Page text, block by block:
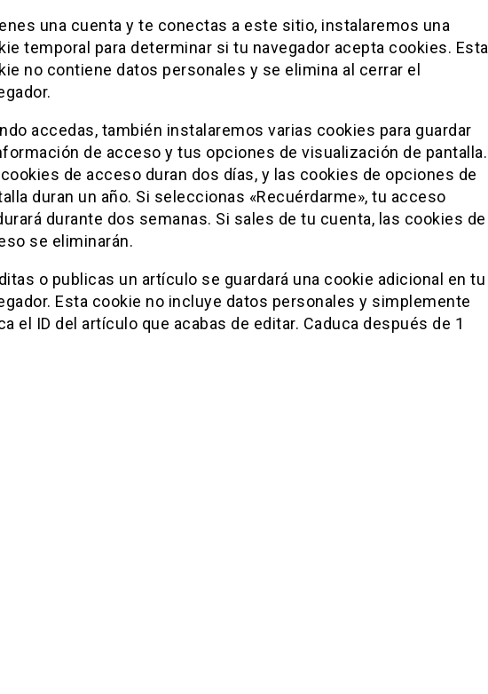
una cuenta y te conectas a este sitio, instalaremos una
temporal para determinar si tu navegador acepta cookies. Esta
no contiene datos personales y se elimina al cerrar el
accedas, también instalaremos varias cookies para guardar
de acceso y tus opciones de visualización de pantalla.
de acceso duran dos días, y las cookies de opciones de
duran un año. Si seleccionas «Recuérdarme», tu acceso
durante dos semanas. Si sales de tu cuenta, las cookies de
se eliminarán.
o publicas un artículo se guardará una cookie adicional en tu
Esta cookie no incluye datos personales y simplemente
el ID del artículo que acabas de editar. Caduca después de 1